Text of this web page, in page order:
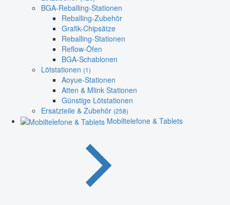
BGA-Reballing-Stationen
Reballing-Zubehör
Grafik-Chipsätze
Reballing-Stationen
Reflow-Öfen
BGA-Schablonen
Lötstationen (1)
Aoyue-Stationen
Atten & Mlink Stationen
Günstige Lötstationen
Ersatzteile & Zubehör (258)
Mobiltelefone & Tablets